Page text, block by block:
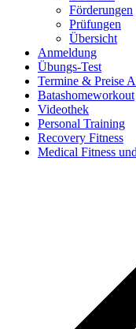
Förderungen
Prüfungen
Übersicht
Anmeldung
Übungs-Test
Termine & Preise
Batashomeworkout
Videothek
Personal Training
Recovery Fitness
Medical Fitness